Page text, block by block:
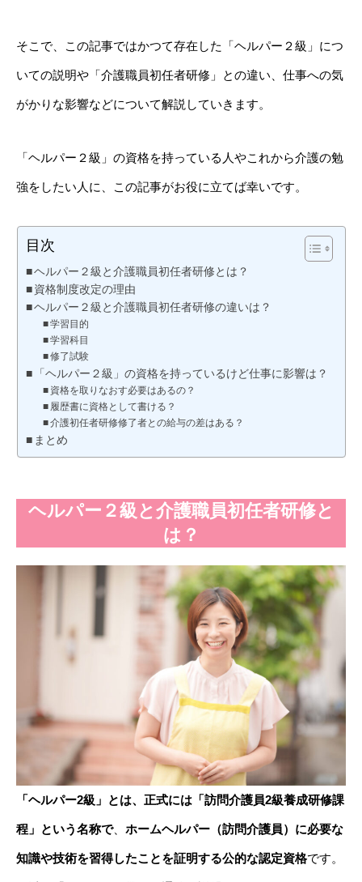
そこで、この記事ではかつて存在した「ヘルパー２級」につ
いての説明や「介護職員初任者研修」との違い、仕事への気
がかりな影響などについて解説していきます。
「ヘルパー２級」の資格を持っている人やこれから介護の勉
強をしたい人に、この記事がお役に立てば幸いです。
目次
ヘルパー２級と介護職員初任者研修とは？
資格制度改定の理由
ヘルパー２級と介護職員初任者研修の違いは？
学習目的
学習科目
修了試験
「ヘルパー２級」の資格を持っているけど仕事に影響は？
資格を取りなおす必要はあるの？
履歴書に資格として書ける？
介護初任者研修修了者との給与の差はある？
まとめ
ヘルパー２級と介護職員初任者研修と
は？
「ヘルパー2級」とは、正式には 「訪問介護員2級養成研修課
程」 という名称で、 ホームヘルパー（訪問介護員）に必要な
知識や技術を習得したことを証明する公的な認定資格です。